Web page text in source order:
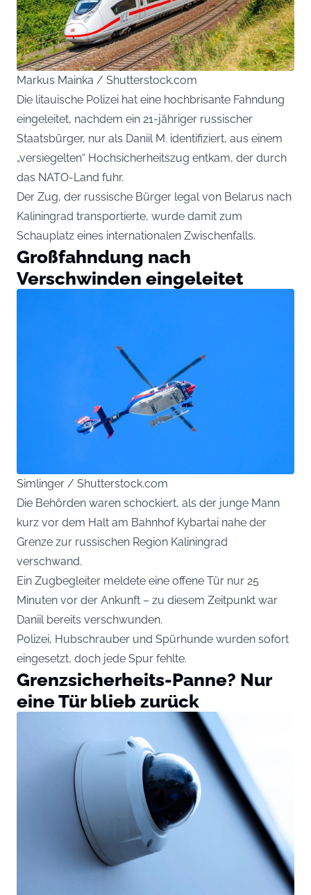
Markus Mainka / Shutterstock.com
Die litauische Polizei hat eine hochbrisante Fahndung
eingeleitet, nachdem ein 21-jähriger russischer
Staatsbürger, nur als Daniil M. identifiziert, aus einem
„versiegelten“ Hochsicherheitszug entkam, der durch
das NATO-Land fuhr.
Der Zug, der russische Bürger legal von Belarus nach
Kaliningrad transportierte, wurde damit zum
Schauplatz eines internationalen Zwischenfalls.
Großfahndung nach
Verschwinden eingeleitet
Simlinger / Shutterstock.com
Die Behörden waren schockiert, als der junge Mann
kurz vor dem Halt am Bahnhof Kybartai nahe der
Grenze zur russischen Region Kaliningrad
verschwand.
Ein Zugbegleiter meldete eine offene Tür nur 25
Minuten vor der Ankunft – zu diesem Zeitpunkt war
Daniil bereits verschwunden.
Polizei, Hubschrauber und Spürhunde wurden sofort
eingesetzt, doch jede Spur fehlte.
Grenzsicherheits-Panne? Nur
eine Tür blieb zurück